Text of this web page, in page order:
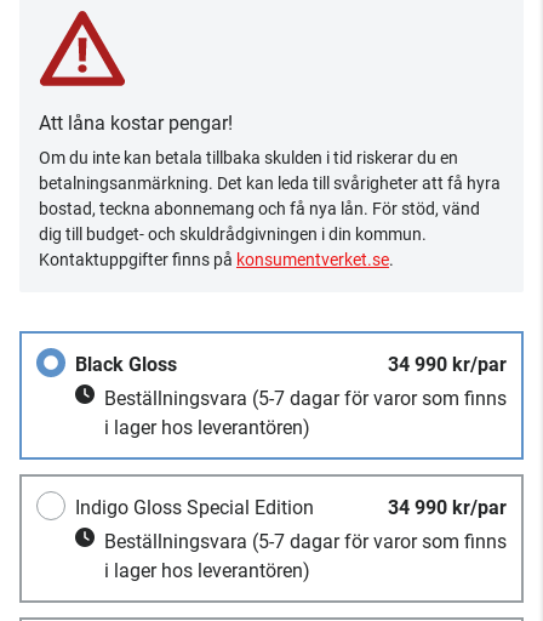
Att låna kostar pengar!
Om du inte kan betala tillbaka skulden i tid riskerar du en
betalningsanmärkning. Det kan leda till svårigheter att få hyra
bostad, teckna abonnemang och få nya lån. För stöd, vänd
dig till budget- och skuldrådgivningen i din kommun.
Kontaktuppgifter finns på konsumentverket.se.
Black Gloss
34 990 kr/par
Beställningsvara (5-7 dagar för varor som finns
i lager hos leverantören)
Indigo Gloss Special Edition
34 990 kr/par
Beställningsvara (5-7 dagar för varor som finns
i lager hos leverantören)